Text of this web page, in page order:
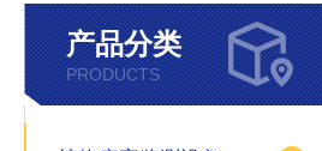
产品分类
PRODUCTS